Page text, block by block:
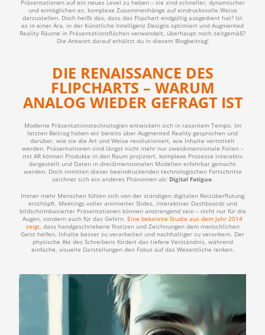
Präsentationen auf ein neues Level zu heben – sie sind schneller, dynamischer
und ermöglichen es, komplexe Zusammenhänge auf eindrucksvolle Weise
darzustellen. Doch heißt das, dass das Flipchart endgültig ausgedient hat? Ist
es in einer Ära, in der Künstliche Intelligenz Designs optimiert und Augmented
Reality Räume in Präsentationsflächen verwandelt, überhaupt noch zeitgemäß?
Die Antwort darauf erhältst du in diesem Blogbeitrag!
DIE RENAISSANCE DES
FLIPCHARTS – WARUM
ANALOG WIEDER GEFRAGT IST
Moderne Präsentationstechnologien entwickeln sich in rasantem Tempo. Im
letzten Beitrag haben wir bereits über Augmented Reality gesprochen und
darüber, wie sie die Art und Weise revolutioniert, wie Inhalte vermittelt
werden. Präsentationen sind längst nicht mehr nur zweidimensionale Folien –
mit AR können Produkte in den Raum projiziert, komplexe Prozesse interaktiv
dargestellt und Daten in dreidimensionalen Modellen erfahrbar gemacht
werden. Doch inmitten dieser beeindruckenden technologischen Fortschritte
zeichnet sich ein anderes Phänomen ab: Digital Fatigue.
Immer mehr Menschen fühlen sich von der ständigen digitalen Reizüberflutung
erschöpft. Meetings voller animierter Slides, interaktiver Dashboards und
bildschirmbasierter Präsentationen können anstrengend sein – nicht nur für die
Augen, sondern auch für das Gehirn. Eine bekannte Studie aus dem Jahr 2014
zeigt, dass handgeschriebene Notizen und Zeichnungen dem menschlichen
Geist helfen, Inhalte besser zu verarbeiten und nachhaltiger zu verankern. Der
physische Akt des Schreibens fördert das tiefere Verständnis, während
einfache, visuelle Darstellungen den Fokus auf das Wesentliche lenken.